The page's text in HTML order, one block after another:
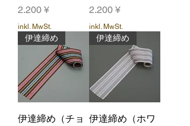
Preis
2.200 ¥
inkl. MwSt.
Preis
2.200 ¥
inkl. MwSt.
伊達締め
伊達締め（チョ
伊達締め
伊達締め（ホワ